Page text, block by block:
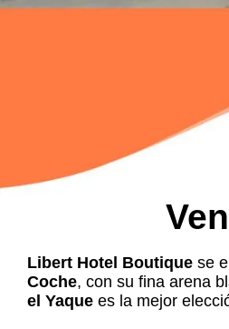
Libert Hotel Boutique se
Coche, con su fina arena
el Yaque es la mejor